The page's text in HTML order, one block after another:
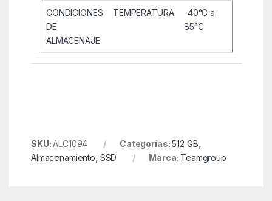
CONDICIONES
DE
ALMACENAJE
TEMPERATURA
-40°C a
85°C
SKU:ALC1094 Categorías:512 GB
Almacenamiento SSD Marca: Teamgroup